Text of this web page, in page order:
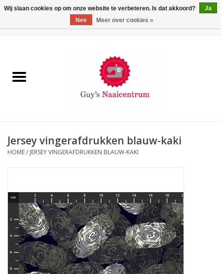
Machines
Paspoppen
Opbergsystemen
Hobby/Knutselen
Stoffen
Jersey vingerafdrukken blauw-kaki
HOME/ JERSEY VINGERAFDRUKKEN BLAUW-KAKI
Wij slaan cookies op om onze website te verbeteren. Is dat akkoord?
Ja
Nee
Meer over cookies »